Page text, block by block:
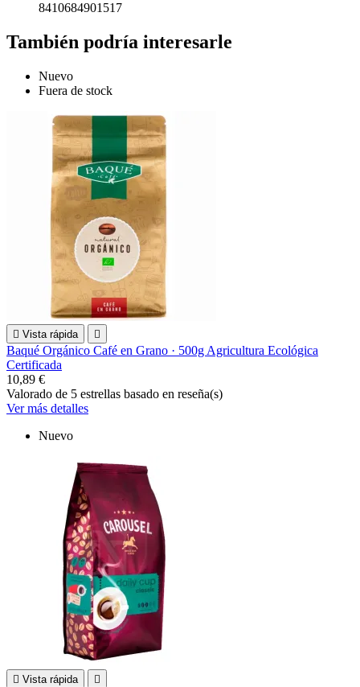
8410684901517
También podría interesarle
Nuevo
Fuera de stock
 Vista rápida 
Baqué Orgánico Café en Grano · 500g Agricultura Ecológica
Certificada
10,89 €
Valorado de 5 estrellas basado en reseña(s)
Ver más detalles
Nuevo
 Vista rápida 